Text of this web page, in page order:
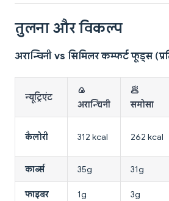
तुलना और विकल्प
अरान्चिनी vs सिमिलर कम्फर्ट फूड्स
न्यूट्रिएंट
🍙
अरान्चिनी
🥟
समोसा
कैलोरी 312 kcal 262 kcal
कार्ब्स 35g 31g
फाइबर 1g 3g